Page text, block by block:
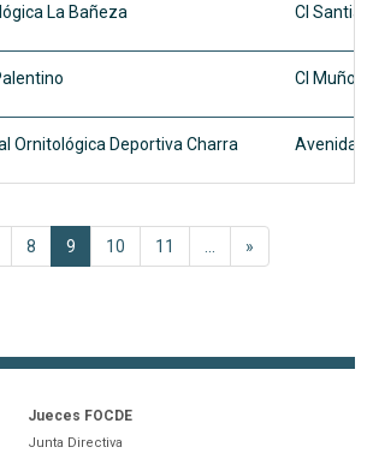
La Bañeza Cl
Cl Muñoz
Ornitológica Deportiva Charra Avenida
8 9 10 11 »
Jueces FOCDE
Junta Directiva